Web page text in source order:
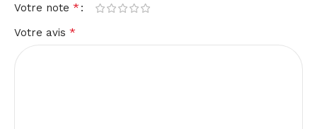
Votre note *
Votre avis *